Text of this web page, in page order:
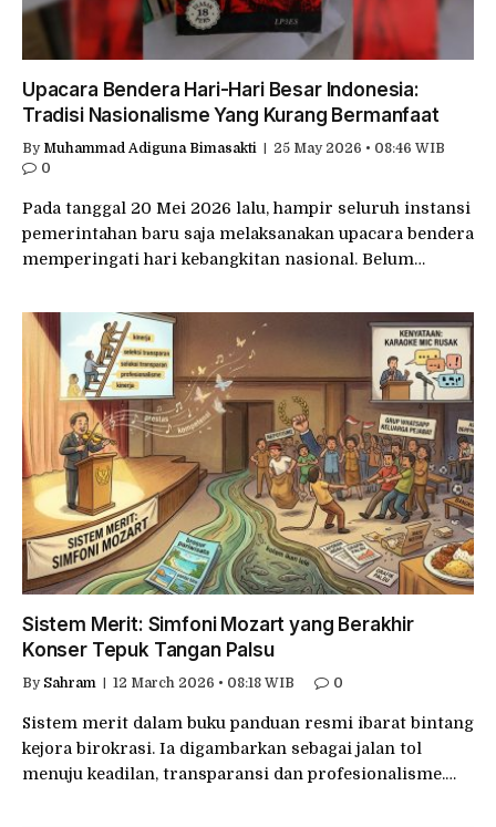
Upacara Bendera Hari-Hari Besar Indonesia:
Tradisi Nasionalisme Yang Kurang Bermanfaat
By Muhammad Adiguna Bimasakti
25 May 2026 • 08:46 WIB
0
Pada tanggal 20 Mei 2026 lalu, hampir seluruh instansi
pemerintahan baru saja melaksanakan upacara bendera
memperingati hari kebangkitan nasional. Belum…
Sistem Merit: Simfoni Mozart yang Berakhir
Konser Tepuk Tangan Palsu
By Sahram 12 March 2026 • 08:18 WIB 0
Sistem merit dalam buku panduan resmi ibarat bintang
kejora birokrasi. Ia digambarkan sebagai jalan tol
menuju keadilan, transparansi dan profesionalisme.…